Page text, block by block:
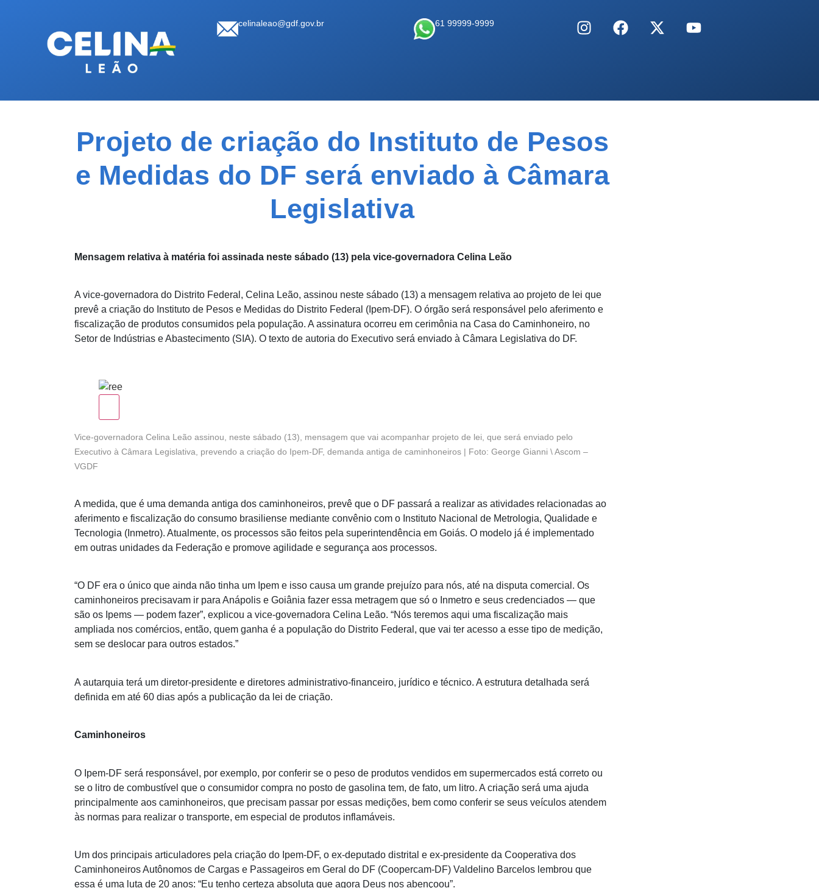
celinaleao@gdf.gov.br 61 99999-9999
Projeto de criação do Instituto de Pesos
e Medidas do DF será enviado à Câmara
Legislativa
Mensagem relativa à matéria foi assinada neste sábado (13) pela vice-governadora Celina Leão
A vice-governadora do Distrito Federal, Celina Leão, assinou neste sábado (13) a mensagem relativa ao projeto de lei que
prevê a criação do Instituto de Pesos e Medidas do Distrito Federal (Ipem-DF). O órgão será responsável pelo aferimento e
fiscalização de produtos consumidos pela população. A assinatura ocorreu em cerimônia na Casa do Caminhoneiro, no
Setor de Indústrias e Abastecimento (SIA). O texto de autoria do Executivo será enviado à Câmara Legislativa do DF.
Vice-governadora Celina Leão assinou, neste sábado (13), mensagem que vai acompanhar projeto de lei, que será enviado pelo
Executivo à Câmara Legislativa, prevendo a criação do Ipem-DF, demanda antiga de caminhoneiros | Foto: George Gianni \ Ascom –
VGDF
A medida, que é uma demanda antiga dos caminhoneiros, prevê que o DF passará a realizar as atividades relacionadas ao
aferimento e fiscalização do consumo brasiliense mediante convênio com o Instituto Nacional de Metrologia, Qualidade e
Tecnologia (Inmetro). Atualmente, os processos são feitos pela superintendência em Goiás. O modelo já é implementado
em outras unidades da Federação e promove agilidade e segurança aos processos.
“O DF era o único que ainda não tinha um Ipem e isso causa um grande prejuízo para nós, até na disputa comercial. Os
caminhoneiros precisavam ir para Anápolis e Goiânia fazer essa metragem que só o Inmetro e seus credenciados — que
são os Ipems — podem fazer”, explicou a vice-governadora Celina Leão. “Nós teremos aqui uma fiscalização mais
ampliada nos comércios, então, quem ganha é a população do Distrito Federal, que vai ter acesso a esse tipo de medição,
sem se deslocar para outros estados.”
A autarquia terá um diretor-presidente e diretores administrativo-financeiro, jurídico e técnico. A estrutura detalhada será
definida em até 60 dias após a publicação da lei de criação.
Caminhoneiros
O Ipem-DF será responsável, por exemplo, por conferir se o peso de produtos vendidos em supermercados está correto ou
se o litro de combustível que o consumidor compra no posto de gasolina tem, de fato, um litro. A criação será uma ajuda
principalmente aos caminhoneiros, que precisam passar por essas medições, bem como conferir se seus veículos atendem
às normas para realizar o transporte, em especial de produtos inflamáveis.
Um dos principais articuladores pela criação do Ipem-DF, o ex-deputado distrital e ex-presidente da Cooperativa dos
Caminhoneiros Autônomos de Cargas e Passageiros em Geral do DF (Coopercam-DF) Valdelino Barcelos lembrou que
essa é uma luta de 20 anos: “Eu tenho certeza absoluta que agora Deus nos abençoou”.